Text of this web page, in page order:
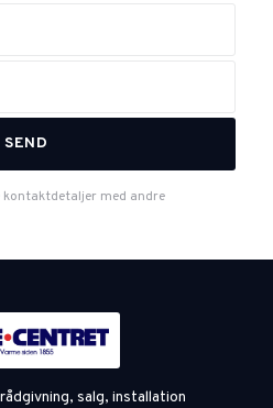
kontaktdetaljer med andre
salg, installation